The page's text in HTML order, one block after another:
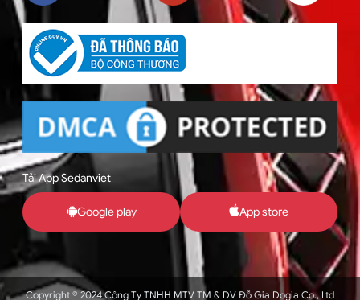
Tải App Sedanviet
Google play App store
Copyright © 2024 Công Ty TNHH MTV TM & DV Đỗ Gia Dogia Co., Ltd